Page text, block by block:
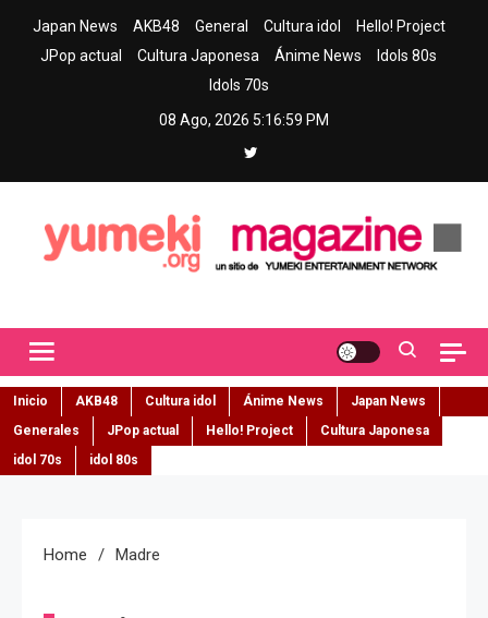
Japan News AKB48 General Cultura idol
Hello! Project
JPop actual
Cultura Japonesa Ánime News
Idols 80s
Idols 70s
08 Ago, 2026 5:17:00 PM
Inicio AKB48 Cultura idol Ánime News
Japan News
Generales
JPop actual Hello! Project
Cultura Japonesa
idol 70s
idol 80s
Home Madre